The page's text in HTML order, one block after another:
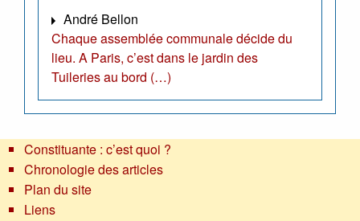
André Bellon
Chaque assemblée communale décide du
lieu. A Paris, c’est dans le jardin des
Tuileries au bord (…)
Constituante : c’est quoi ?
Chronologie des articles
Plan du site
Liens